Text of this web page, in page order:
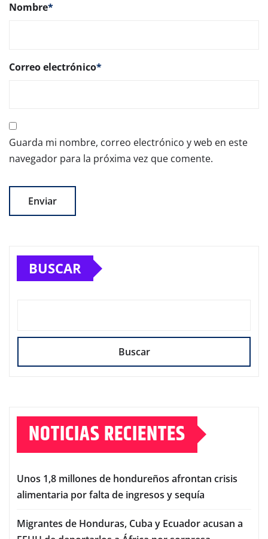
Nombre*
Correo electrónico*
Guarda mi nombre, correo electrónico y web en este
navegador para la próxima vez que comente.
BUSCAR
Buscar
NOTICIAS RECIENTES
Unos 1,8 millones de hondureños afrontan crisis
alimentaria por falta de ingresos y sequía
Migrantes de Honduras, Cuba y Ecuador acusan a